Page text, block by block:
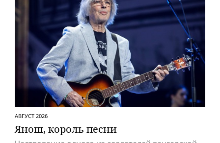
АВГУСТ 2026
Янош, король песни